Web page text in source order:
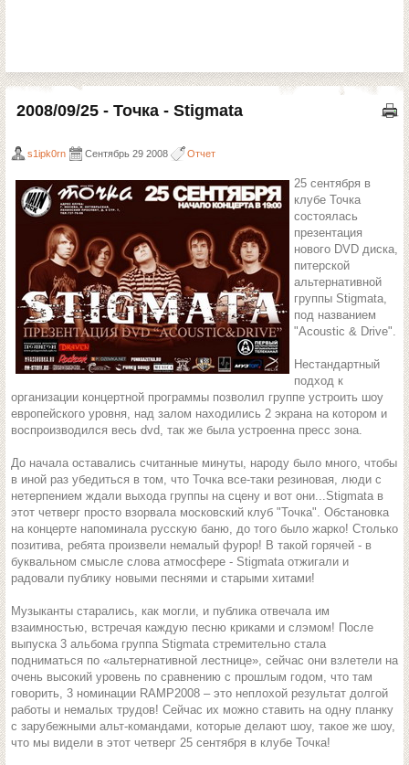
2008/09/25 - Точка - Stigmata
s1ipk0rn Сентябрь 29 2008 Отчет
25 сентября в
клубе Точка
состоялась
презентация
нового DVD диска,
питерской
альтернативной
группы Stigmata,
под названием
"Acoustic & Drive".
Нестандартный
подход к
организации концертной программы позволил группе устроить шоу
европейского уровня, над залом находились 2 экрана на котором и
воспроизводился весь dvd, так же была устроенна пресс зона.
До начала оставались считанные минуты, народу было много, чтобы
в иной раз убедиться в том, что Точка все-таки резиновая, люди с
нетерпением ждали выхода группы на сцену и вот они...Stigmata в
этот четверг просто взорвала московский клуб "Точка". Обстановка
на концерте напоминала русскую баню, до того было жарко! Столько
позитива, ребята произвели немалый фурор! В такой горячей - в
буквальном смысле слова атмосфере - Stigmata отжигали и
радовали публику новыми песнями и старыми хитами!
Музыканты старались, как могли, и публика отвечала им
взаимностью, встречая каждую песню криками и слэмом! После
выпуска 3 альбома группа Stigmata стремительно стала
подниматься по «альтернативной лестнице», сейчас они взлетели на
очень высокий уровень по сравнению с прошлым годом, что там
говорить, 3 номинации RAMP2008 – это неплохой результат долгой
работы и немалых трудов! Сейчас их можно ставить на одну планку
с зарубежными альт-командами, которые делают шоу, такое же шоу,
что мы видели в этот четверг 25 сентября в клубе Точка!